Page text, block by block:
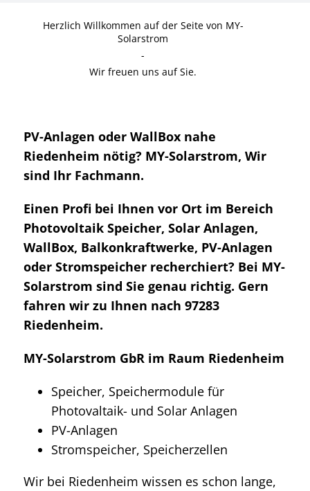
Herzlich Willkommen auf der Seite von MY-
Solarstrom
-
Wir freuen uns auf Sie.
PV-Anlagen oder WallBox nahe
Riedenheim nötig? MY-Solarstrom, Wir
sind Ihr Fachmann.
Einen Profi bei Ihnen vor Ort im Bereich
Photovoltaik Speicher, Solar Anlagen,
WallBox, Balkonkraftwerke, PV-Anlagen
oder Stromspeicher recherchiert? Bei MY-
Solarstrom sind Sie genau richtig. Gern
fahren wir zu Ihnen nach 97283
Riedenheim.
MY-Solarstrom GbR im Raum Riedenheim
Speicher, Speichermodule für
Photovaltaik- und Solar Anlagen
PV-Anlagen
Stromspeicher, Speicherzellen
Wir bei Riedenheim wissen es schon lange,